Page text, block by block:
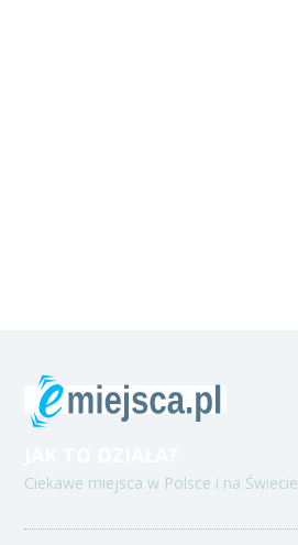
Ciekawe miejsca w Polsce i na Świecie